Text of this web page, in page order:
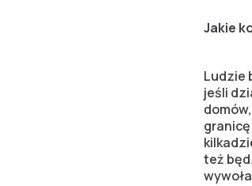
Jakie
Ludzie
jeśli
też